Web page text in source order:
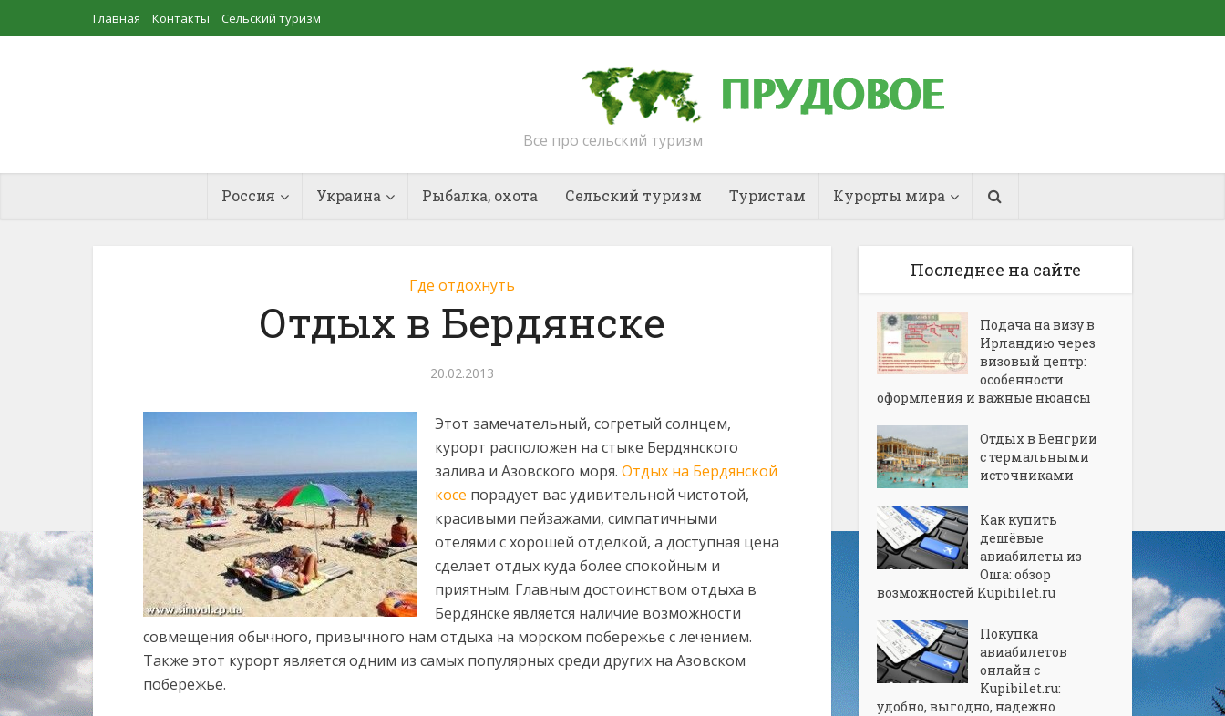
Главная Контакты Сельский туризм
Все про сельский туризм
Россия Украина Рыбалка, охота Сельский туризм Туристам Курорты мира
Где отдохнуть
Отдых в Бердянске
20.02.2013
Этот замечательный, согретый солнцем,
курорт расположен на стыке Бердянского
залива и Азовского моря. Отдых на Бердянской
косе порадует вас удивительной чистотой,
красивыми пейзажами, симпатичными
отелями с хорошей отделкой, а доступная цена
сделает отдых куда более спокойным и
приятным. Главным достоинством отдыха в
Бердянске является наличие возможности
совмещения обычного, привычного нам отдыха на морском побережье с лечением.
Также этот курорт является одним из самых популярных среди других на Азовском
побережье.
Последнее на сайте
Подача на визу в
Ирландию через
визовый центр:
особенности
оформления и важные нюансы
Отдых в Венгрии
с термальными
источниками
Как купить
дешёвые
авиабилеты из
Оша: обзор
возможностей Kupibilet.ru
Покупка
авиабилетов
онлайн с
Kupibilet.ru:
удобно, выгодно, надежно